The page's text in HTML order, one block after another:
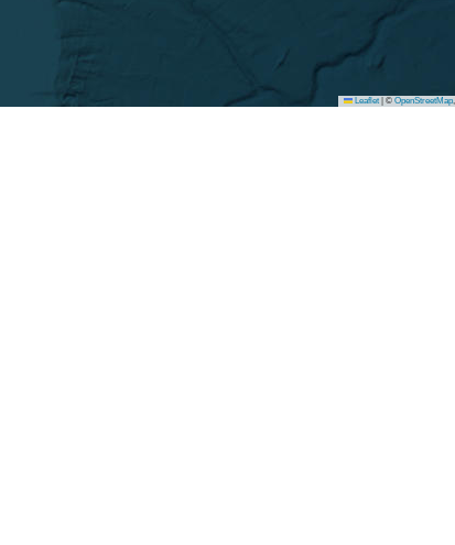
Leaflet © OpenStreetMap